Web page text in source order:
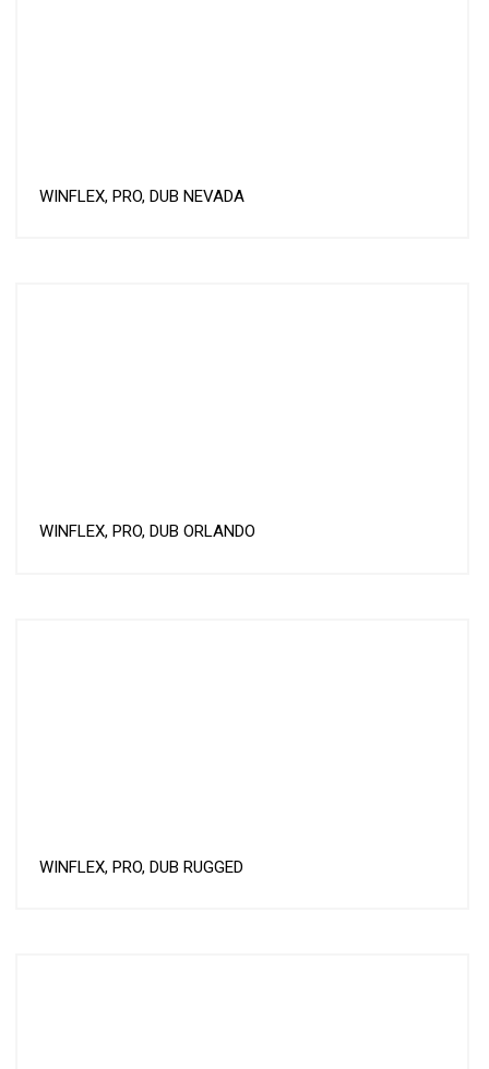
WINFLEX, PRO, DUB NEVADA
WINFLEX, PRO, DUB ORLANDO
WINFLEX, PRO, DUB RUGGED